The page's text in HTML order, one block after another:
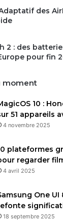
connecté via
les dernières
Adaptatif des
2 : des
pour fin
moment
10 :
51 appareils
4 novembre 2025
plateformes
regarder
4 avril 2025
One
18 septembre 2025